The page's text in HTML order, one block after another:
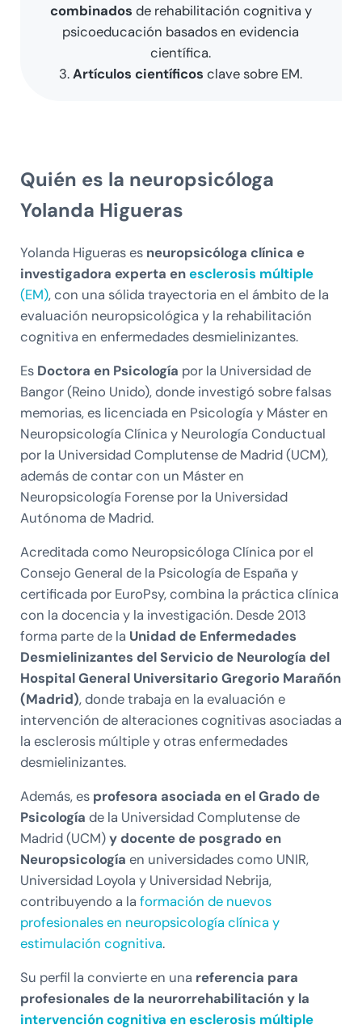
combinados de rehabilitación cognitiva y
psicoeducación basados en evidencia
científica.
3.Artículos científicos clave sobre EM.
Quién es la neuropsicóloga
Yolanda Higueras
Yolanda Higueras es neuropsicóloga clínica e
investigadora experta enesclerosis múltiple
(EM), con una sólida trayectoria en el ámbito de la
evaluación neuropsicológica y la rehabilitación
cognitiva en enfermedades desmielinizantes.
Es Doctora en Psicología por la Universidad de
Bangor (Reino Unido), donde investigó sobre falsas
memorias, es licenciada en Psicología y Máster en
Neuropsicología Clínica y Neurología Conductual
por la Universidad Complutense de Madrid (UCM),
además de contar con un Máster en
Neuropsicología Forense por la Universidad
Autónoma de Madrid.
Acreditada como Neuropsicóloga Clínica por el
Consejo General de la Psicología de España y
certificada por EuroPsy, combina la práctica clínica
con la docencia y la investigación. Desde 2013
forma parte de la Unidad de Enfermedades
Desmielinizantes del Servicio de Neurología del
Hospital General Universitario Gregorio Marañón
(Madrid), donde trabaja en la evaluación e
intervención de alteraciones cognitivas asociadas a
la esclerosis múltiple y otras enfermedades
desmielinizantes.
Además, es profesora asociada en el Grado de
Psicología de la Universidad Complutense de
Madrid (UCM)y docente de posgrado en
Neuropsicología en universidades como UNIR,
Universidad Loyola y Universidad Nebrija,
contribuyendo a la formación de nuevos
profesionales en neuropsicología clínica y
estimulación cognitiva.
Su perfil la convierte en una referencia para
profesionales de la neurorrehabilitación y la
intervención cognitiva en esclerosis múltiple